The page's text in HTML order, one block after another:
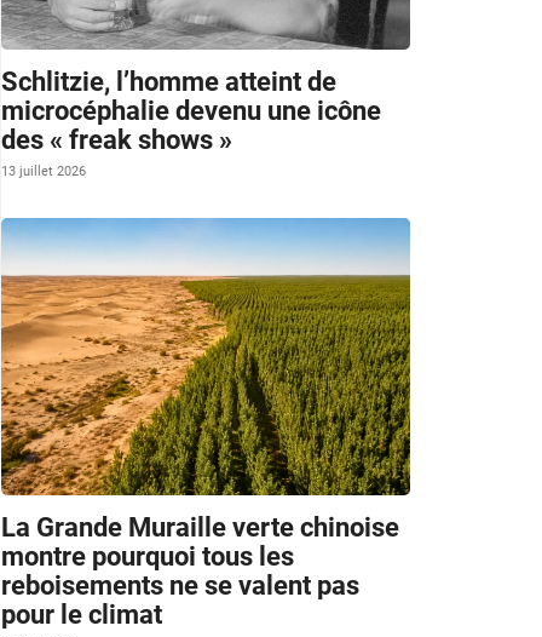
Schlitzie, l’homme atteint de
microcéphalie devenu une icône
des « freak shows »
13 juillet 2026
La Grande Muraille verte chinoise
montre pourquoi tous les
reboisements ne se valent pas
pour le climat